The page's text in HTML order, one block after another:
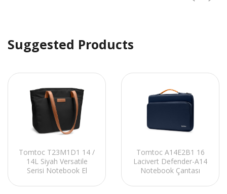
Suggested Products
Tomtoc T23M1D1 14 /
14L Siyah Versatile
Serisi Notebook El
Tomtoc A14E2B1 16
Lacivert Defender-A14
Notebook Çantası